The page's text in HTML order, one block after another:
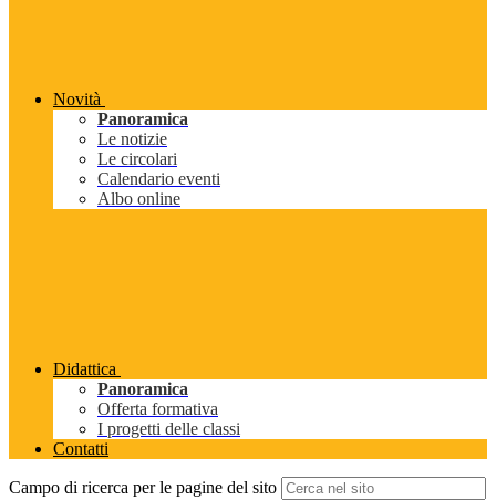
Novità
Panoramica
Le notizie
Le circolari
Calendario eventi
Albo online
Didattica
Panoramica
Offerta formativa
I progetti delle classi
Contatti
Campo di ricerca per le pagine del sito